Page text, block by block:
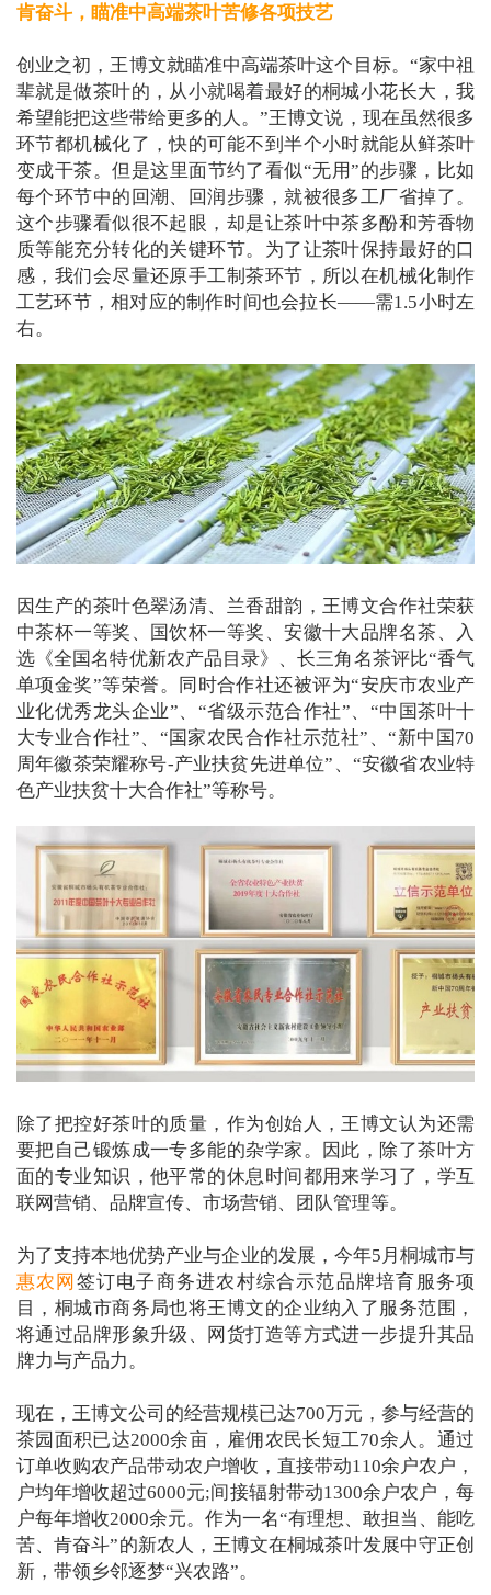
肯奋斗，瞄准中高端茶叶苦修各项技艺
创业之初，王博文就瞄准中高端茶叶这个目标。“家中祖
辈就是做茶叶的，从小就喝着最好的桐城小花长大，我
希望能把这些带给更多的人。”王博文说，现在虽然很多
环节都机械化了，快的可能不到半个小时就能从鲜茶叶
变成干茶。但是这里面节约了看似“无用”的步骤，比如
每个环节中的回潮、回润步骤，就被很多工厂省掉了。
这个步骤看似很不起眼，却是让茶叶中茶多酚和芳香物
质等能充分转化的关键环节。为了让茶叶保持最好的口
感，我们会尽量还原手工制茶环节，所以在机械化制作
工艺环节，相对应的制作时间也会拉长——需1.5小时左
右。
因生产的茶叶色翠汤清、兰香甜韵，王博文合作社荣获
中茶杯一等奖、国饮杯一等奖、安徽十大品牌名茶、入
选《全国名特优新农产品目录》、长三角名茶评比“香气
单项金奖”等荣誉。同时合作社还被评为“安庆市农业产
业化优秀龙头企业”、“省级示范合作社”、“中国茶叶十
大专业合作社”、“国家农民合作社示范社”、“新中国70
周年徽茶荣耀称号-产业扶贫先进单位”、“安徽省农业特
色产业扶贫十大合作社”等称号。
除了把控好茶叶的质量，作为创始人，王博文认为还需
要把自己锻炼成一专多能的杂学家。因此，除了茶叶方
面的专业知识，他平常的休息时间都用来学习了，学互
联网营销、品牌宣传、市场营销、团队管理等。
为了支持本地优势产业与企业的发展，今年5月桐城市与
惠农网 签订电子商务进农村综合示范品牌培育服务项
目，桐城市商务局也将王博文的企业纳入了服务范围，
将通过品牌形象升级、网货打造等方式进一步提升其品
牌力与产品力。
现在，王博文公司的经营规模已达700万元，参与经营的
茶园面积已达2000余亩，雇佣农民长短工70余人。通过
订单收购农产品带动农户增收，直接带动110余户农户，
户均年增收超过6000元;间接辐射带动1300余户农户，每
户每年增收2000余元。作为一名“有理想、敢担当、能吃
苦、肯奋斗”的新农人，王博文在桐城茶叶发展中守正创
新，带领乡邻逐梦“兴农路”。